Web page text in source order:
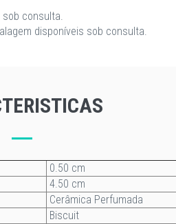
consulta.
disponíveis sob consulta.
0.50 cm
4.50 cm
Cerâmica Perfumada
Biscuit